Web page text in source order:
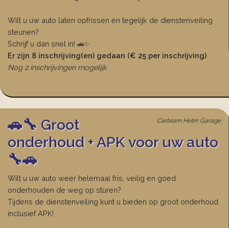
Wilt u uw auto laten opfrissen én tegelijk de dienstenveiling
steunen?
Schrijf u dan snel in! 🚗✨
Er zijn 8 inschrijving(en) gedaan (€ 25 per inschrijving)
Nog 2 inschrijvingen mogelijk
Carteam Helm Garage
🚗🔧 Groot
onderhoud + APK voor uw auto
🔧🚗
Wilt u uw auto weer helemaal fris, veilig en goed
onderhouden de weg op sturen?
Tijdens de dienstenveiling kunt u bieden op groot onderhoud
inclusief APK!